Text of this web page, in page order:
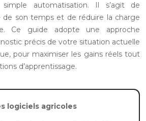
simple automatisation. Il s’agit de
de son temps et de réduire la charge
Ce guide adopte une approche
précis de votre situation actuelle
pour maximiser les gains réels tout
d’apprentissage.
logiciels agricoles